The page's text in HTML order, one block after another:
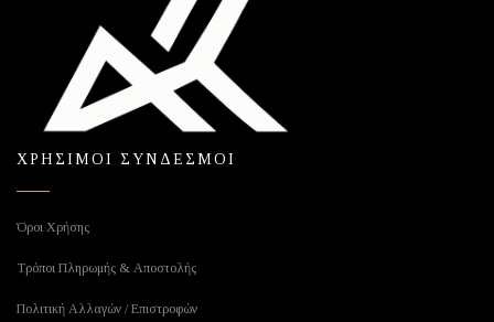
ΧΡΗΣΙΜΟΙ ΣΥΝΔΕΣΜΟΙ
Όροι Χρήσης
Τρόποι Πληρωμής & Αποστολής
Πολιτική Αλλαγών / Επιστροφών